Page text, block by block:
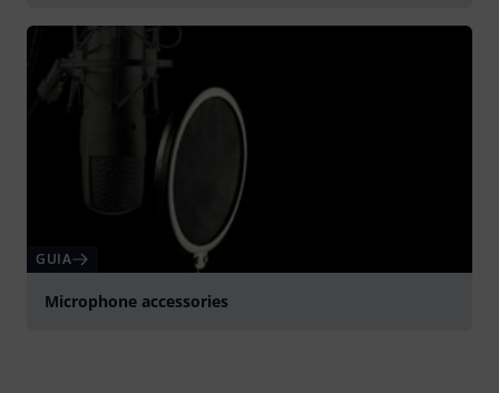
GUIA
Microphone accessories